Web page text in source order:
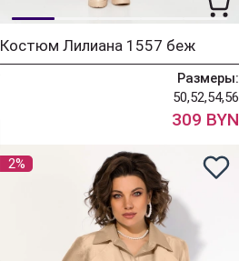
Костюм Лилиана 1557 беж
Размеры:
50,52,54,56
309 BYN
2%